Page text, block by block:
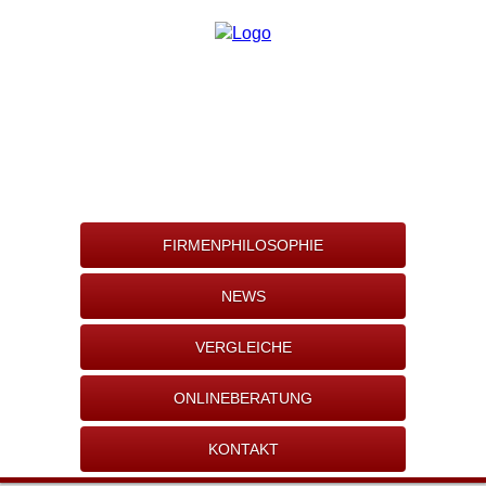
FIRMENPHILOSOPHIE
NEWS
VERGLEICHE
ONLINEBERATUNG
KONTAKT